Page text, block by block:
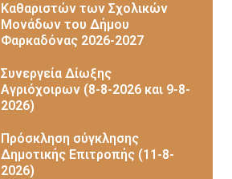
Καθαριστών των Σχολικών
Μονάδων του Δήμου
Φαρκαδόνας 2026-2027
Συνεργεία Δίωξης
Αγριόχοιρων (8-8-2026 και 9-8-
2026)
Πρόσκληση σύγκλησης
Δημοτικής Επιτροπής (11-8-
2026)